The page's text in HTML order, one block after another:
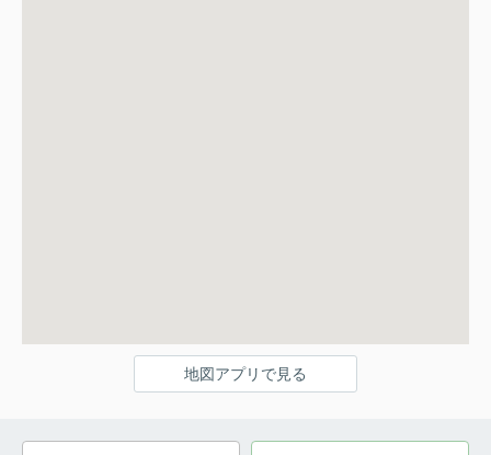
地図アプリで見る